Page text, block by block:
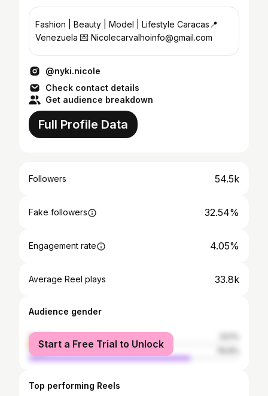
Fashion | Beauty | Model | Lifestyle Caracas📍
Venezuela 💌 Nicolecarvalhoinfo@gmail.com
@nyki.nicole
Check contact details
Get audience breakdown
Full Profile Data
Followers 54.5k
Fake followers 32.54%
Engagement rate 4.05%
Average Reel plays 33.8k
Audience gender
female
male
Start a Free Trial to Unlock
Top performing Reels